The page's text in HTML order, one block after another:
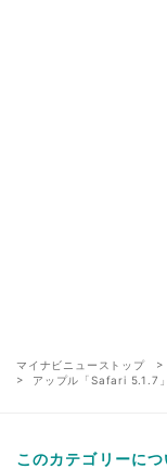
マイナビニューストップ
アップル「Safari 5.1.7
このカテゴリーにつ